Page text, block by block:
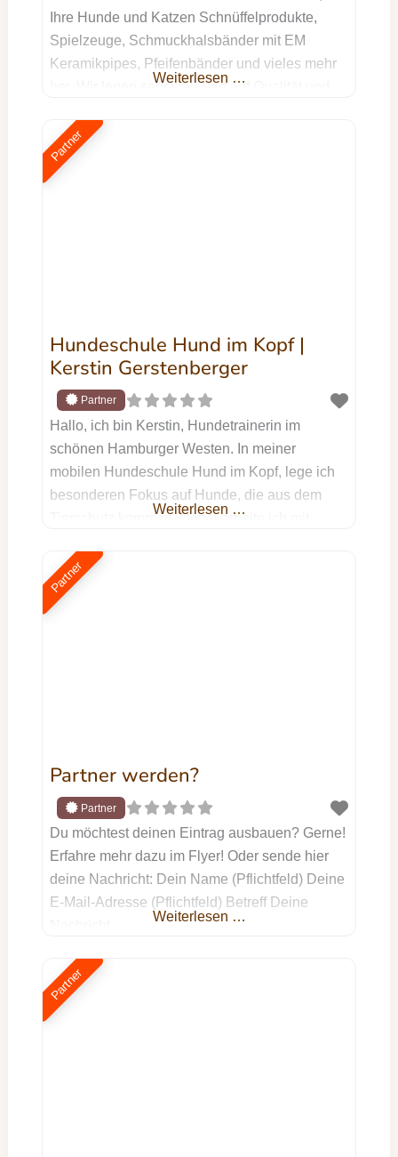
Ihre Hunde und Katzen Schnüffelprodukte,
Spielzeuge, Schmuckhalsbänder mit EM
Keramikpipes, Pfeifenbänder und vieles mehr
her. Wir legen sehr viel Wert auf Qualität und
Materialen. Jetzt Kontakt aufnehmen Dein
Name Deine E-Mail-Adresse Betreff Deine
Nachricht (optional) Ich willige ein, dass die
Weiterlesen …
Partner
Hundeschule Hund im Kopf |
Kerstin Gerstenberger
Hallo, ich bin Kerstin, Hundetrainerin im
schönen Hamburger Westen. In meiner
mobilen Hundeschule Hund im Kopf, lege ich
besonderen Fokus auf Hunde, die aus dem
Tierschutz kommen. Dabei arbeite ich mit
dem Hund einen Rahmen und somit Sicherheit
geben. Mit Deinem Hund aus dem Tierschutz
kannst Du nicht nur Einzeltraining bei mir
Weiterlesen …
Partner
Partner werden?
Du möchtest deinen Eintrag ausbauen? Gerne!
Erfahre mehr dazu im Flyer! Oder sende hier
deine Nachricht: Dein Name (Pflichtfeld) Deine
E-Mail-Adresse (Pflichtfeld) Betreff Deine
Weiterlesen …
Partner